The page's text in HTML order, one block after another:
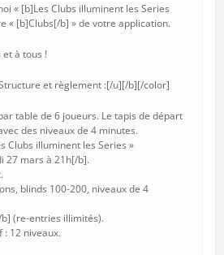
« [b]Les Clubs illuminent les Series
« [b]Clubs[/b] » de votre application.
à tous !
et règlement :[/u][/b][/color]
table de 6 joueurs. Le tapis de départ
des niveaux de 4 minutes.
Clubs illuminent les Series »
27 mars à 21h[/b].
blinds 100-200, niveaux de 4
b] (re-entries illimités).
12 niveaux.